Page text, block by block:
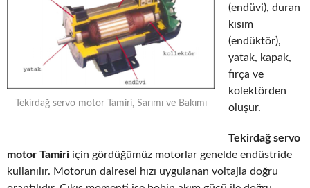
Tekirdağ servo motor Tamiri, Sarımı ve Bakımı
(endüvi), duran
kısım
(endüktör),
yatak, kapak,
fırça ve
kolektörden
oluşur.
Tekirdağ servo
motor Tamiri için gördüğümüz motorlar genelde endüstride
kullanılır. Motorun dairesel hızı uygulanan voltajla doğru